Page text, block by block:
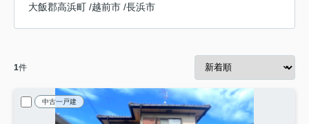
大飯郡高浜町 /越前市 /長浜市
1件
中古一戸建